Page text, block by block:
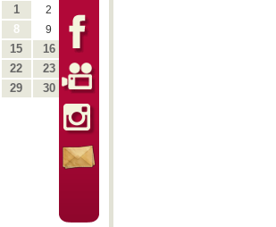
1
2
8
9
15 16
22 23
29 30